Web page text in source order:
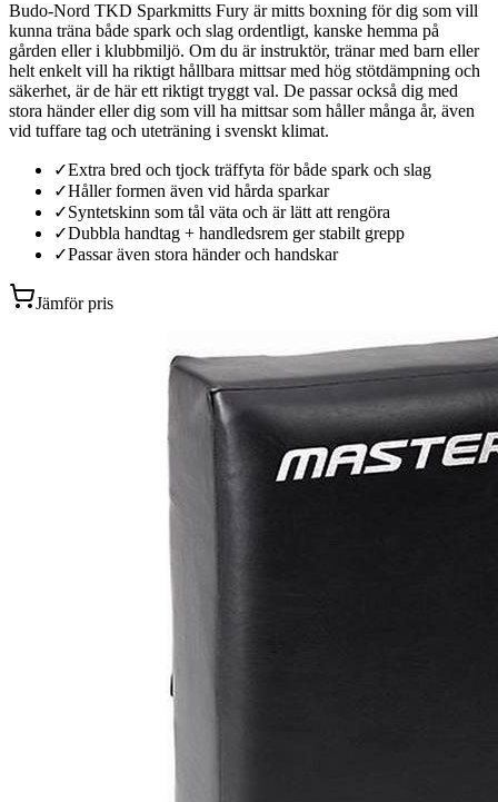
Budo-Nord TKD Sparkmitts Fury är mitts boxning för dig som vill
kunna träna både spark och slag ordentligt, kanske hemma på
gården eller i klubbmiljö. Om du är instruktör, tränar med barn eller
helt enkelt vill ha riktigt hållbara mittsar med hög stötdämpning och
säkerhet, är de här ett riktigt tryggt val. De passar också dig med
stora händer eller dig som vill ha mittsar som håller många år, även
vid tuffare tag och uteträning i svenskt klimat.
✓Extra bred och tjock träffyta för både spark och slag
✓Håller formen även vid hårda sparkar
✓Syntetskinn som tål väta och är lätt att rengöra
✓Dubbla handtag + handledsrem ger stabilt grepp
✓Passar även stora händer och handskar
Jämför pris